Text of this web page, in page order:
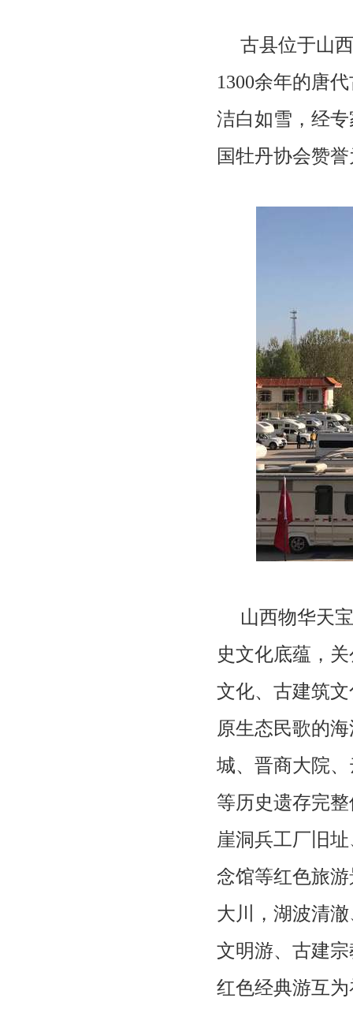
古县位于山
1300余年的唐
洁白如雪，经
国牡丹协会赞
山西物华天
史文化底蕴，
文化、古建筑
原生态民歌的
城、晋商大院
等历史遗存完
崖洞兵工厂旧
念馆等红色旅
大川，湖波清
文明游、古建
红色经典游互